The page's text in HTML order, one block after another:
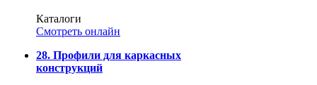
Каталоги
Смотреть онлайн
28. Профили для каркасных
конструкций